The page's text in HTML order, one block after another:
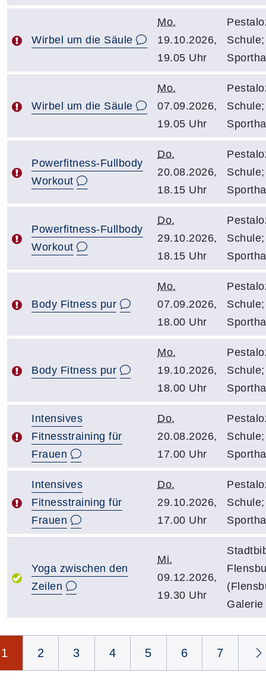
Wirbel um die Säule
Mo.
19.10.2026,
19.05 Uhr
Schule;
Wirbel um die Säule
Mo.
07.09.2026,
19.05 Uhr
Schule;
Powerfitness-Fullbody
Workout
Do.
20.08.2026,
18.15 Uhr
Schule;
Powerfitness-Fullbody
Workout
Do.
29.10.2026,
18.15 Uhr
Schule;
Body Fitness pur
Mo.
07.09.2026,
18.00 Uhr
Schule;
Body Fitness pur
Mo.
19.10.2026,
18.00 Uhr
Schule;
Intensives
Fitnesstraining für
Frauen
Do.
20.08.2026,
17.00 Uhr
Schule;
Intensives
Fitnesstraining für
Frauen
Do.
29.10.2026,
17.00 Uhr
Schule;
Yoga zwischen den
Zeilen
Mi.
09.12.2026,
19.30 Uhr
1 2 3 4 5 6 7